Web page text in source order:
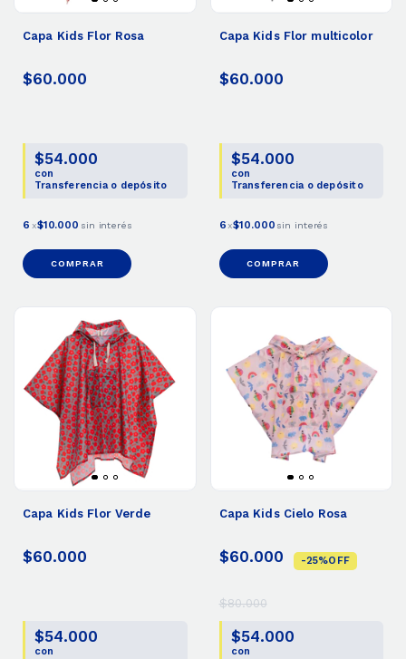
Capa Kids Flor Rosa
$60.000
$54.000
con
Transferencia o depósito
6 x$10.000 sin interés
COMPRAR
Capa Kids Flor multicolor
$60.000
$54.000
con
Transferencia o depósito
6x$10.000 sin interés
COMPRAR
Capa Kids Flor Verde
$60.000
$54.000
con
Capa Kids Cielo Rosa
$60.000 -25%OFF
$80.000
$54.000
con